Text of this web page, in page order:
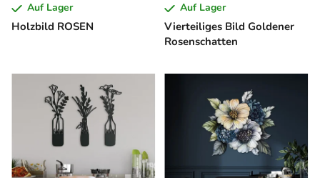
Holzbild ROSEN
Auf Lager
Vierteiliges Bild Goldener
Rosenschatten
Auf Lager